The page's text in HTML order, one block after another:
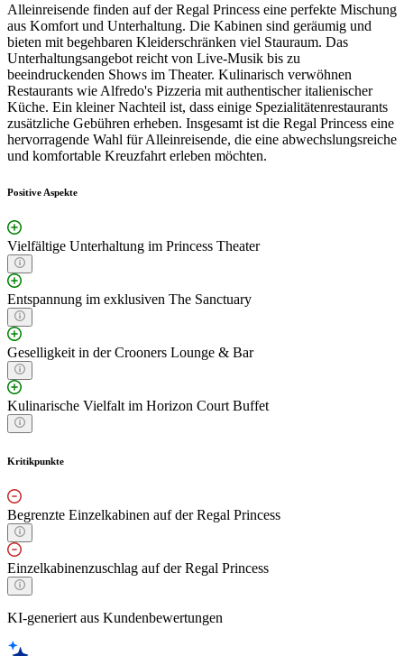
Alleinreisende finden auf der Regal Princess eine perfekte Mischung
aus Komfort und Unterhaltung. Die Kabinen sind geräumig und
bieten mit begehbaren Kleiderschränken viel Stauraum. Das
Unterhaltungsangebot reicht von Live-Musik bis zu
beeindruckenden Shows im Theater. Kulinarisch verwöhnen
Restaurants wie Alfredo's Pizzeria mit authentischer italienischer
Küche. Ein kleiner Nachteil ist, dass einige Spezialitätenrestaurants
zusätzliche Gebühren erheben. Insgesamt ist die Regal Princess eine
hervorragende Wahl für Alleinreisende, die eine abwechslungsreiche
und komfortable Kreuzfahrt erleben möchten.
Positive Aspekte
Vielfältige Unterhaltung im Princess Theater
Entspannung im exklusiven The Sanctuary
Geselligkeit in der Crooners Lounge & Bar
Kulinarische Vielfalt im Horizon Court Buffet
Kritikpunkte
Begrenzte Einzelkabinen auf der Regal Princess
Einzelkabinenzuschlag auf der Regal Princess
KI-generiert aus Kundenbewertungen